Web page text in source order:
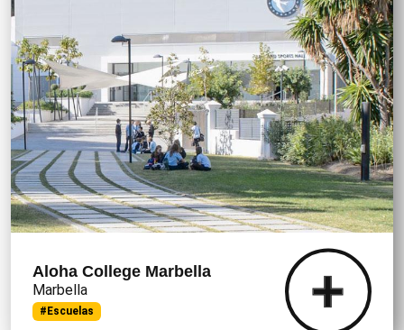
Aloha College Marbella
Marbella
#Escuelas